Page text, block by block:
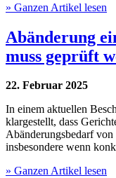
» Ganzen Artikel lesen
Abänderung
muss geprüft
22. Februar 2025
In einem aktuellen
klargestellt, dass
Abänderungsbedarf von
insbesondere wenn
» Ganzen Artikel lesen